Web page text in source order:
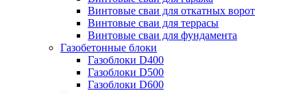
Винтовые сваи для откатных ворот
Винтовые сваи для террасы
Винтовые сваи для фундамента
Газобетонные блоки
Газоблоки D400
Газоблоки D500
Газоблоки D600